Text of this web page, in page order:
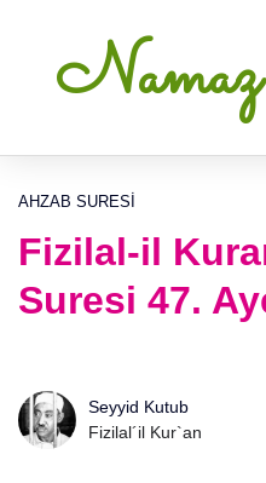
AHZAB SURESI
Fizilal-il
Suresi 47.
Seyyid Kutub
Fizilal´il Kur`an